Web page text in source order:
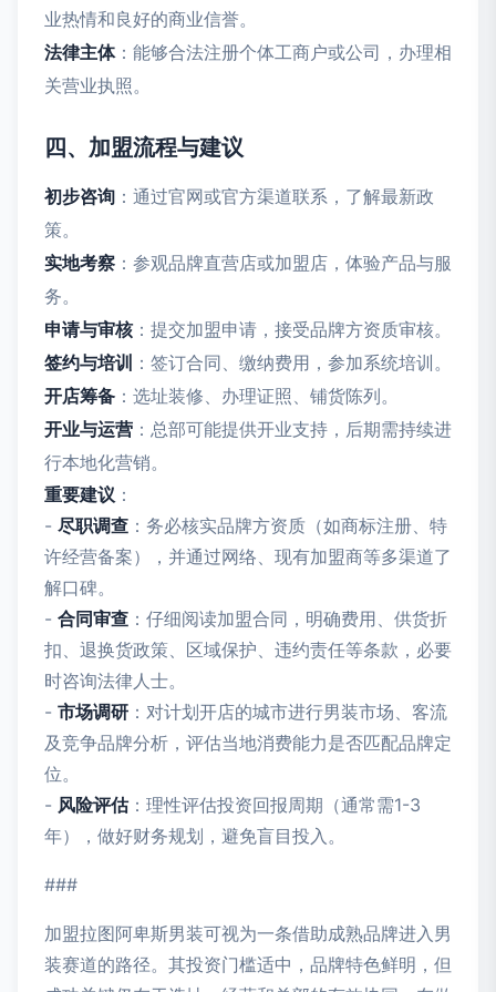
业热情和良好的商业信誉。
法律主体：能够合法注册个体工商户或公司，办理相
关营业执照。
四、加盟流程与建议
初步咨询 ：通过官网或官方渠道联系，了解最新政
策。
实地考察 ：参观品牌直营店或加盟店，体验产品与服
务。
申请与审核：提交加盟申请，接受品牌方资质审核。
签约与培训 ：签订合同、缴纳费用，参加系统培训。
开店筹备 ：选址装修、办理证照、铺货陈列。
开业与运营 ：总部可能提供开业支持，后期需持续进
行本地化营销。
重要建议 ：
- 尽职调查 ：务必核实品牌方资质（如商标注册、特
许经营备案），并通过网络、现有加盟商等多渠道了
解口碑。
- 合同审查 ：仔细阅读加盟合同，明确费用、供货折
扣、退换货政策、区域保护、违约责任等条款，必要
时咨询法律人士。
- 市场调研 ：对计划开店的城市进行男装市场、客流
及竞争品牌分析，评估当地消费能力是否匹配品牌定
位。
- 风险评估：理性评估投资回报周期（通常需1-3
年），做好财务规划，避免盲目投入。
###
加盟拉图阿卑斯男装可视为一条借助成熟品牌进入男
装赛道的路径。其投资门槛适中，品牌特色鲜明，但